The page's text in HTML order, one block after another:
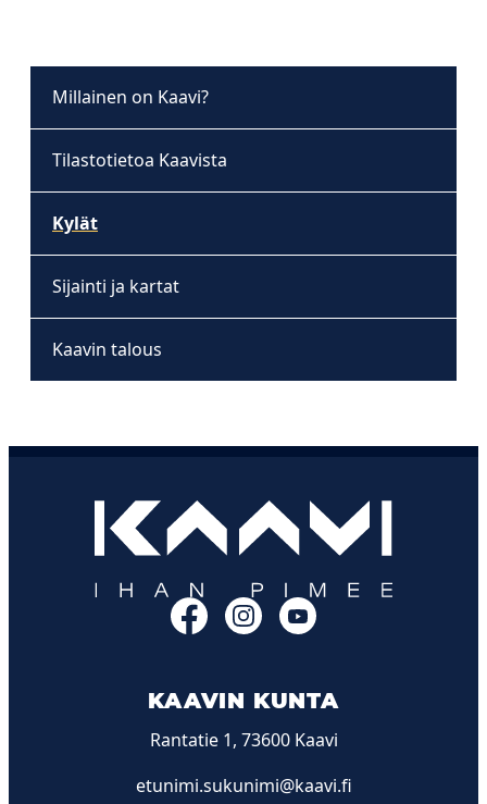
Millainen on Kaavi?
Tilastotietoa Kaavista
Kylät
Sijainti ja kartat
Kaavin talous
FacebookInstagram
KAAVIN KUNTA
Rantatie 1, 73600 Kaavi
etunimi.sukunimi@kaavi.fi